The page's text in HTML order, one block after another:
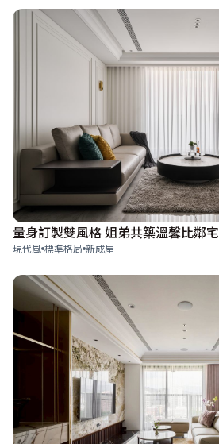
量身訂製雙風格 姐弟共築溫馨比鄰宅
現代風 標準格局 新成屋